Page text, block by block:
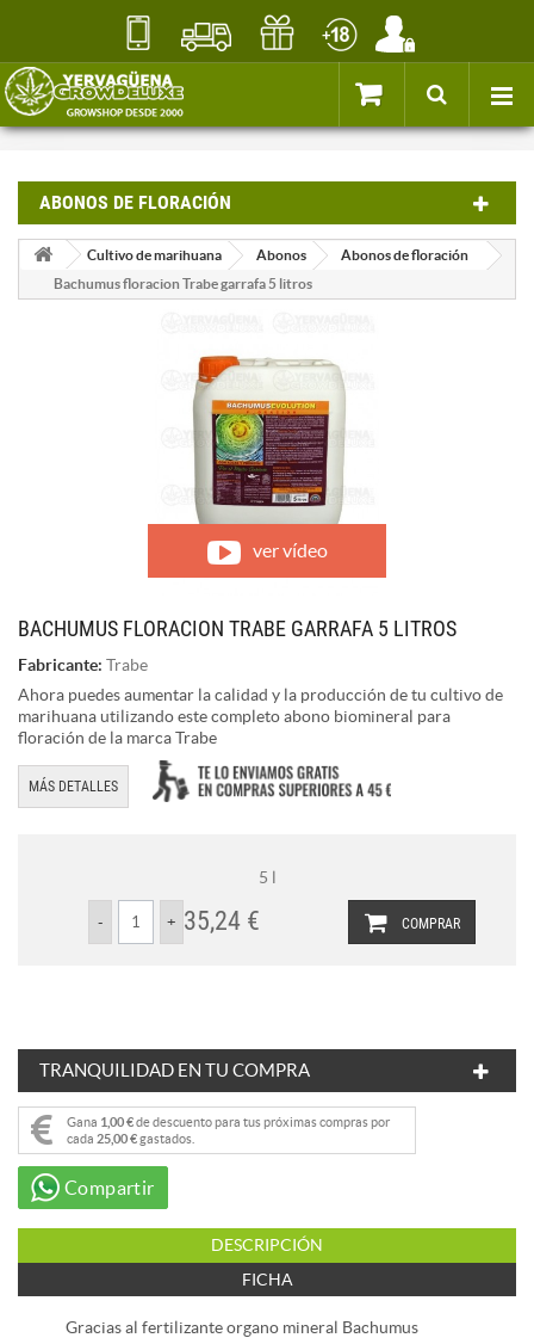
ABONOS DE FLORACIÓN
Cultivo de marihuana Abonos
Abonos de floración
Bachumus floracion Trabe garrafa 5 litros
ver vídeo
BACHUMUS FLORACION TRABE GARRAFA 5 LITROS
Fabricante: Trabe
Ahora puedes aumentar la calidad y la producción de tu cultivo de
marihuana utilizando este completo abono biomineral para
floración de la marca Trabe
MÁS DETALLES
5 l
COMPRAR
35,24 €
TRANQUILIDAD EN TU COMPRA
Gana 1,00 €de descuento para tus próximas compras por
cada 25,00 €gastados.
Compartir
DESCRIPCIÓN
FICHA
Gracias al fertilizante organo mineral Bachumus